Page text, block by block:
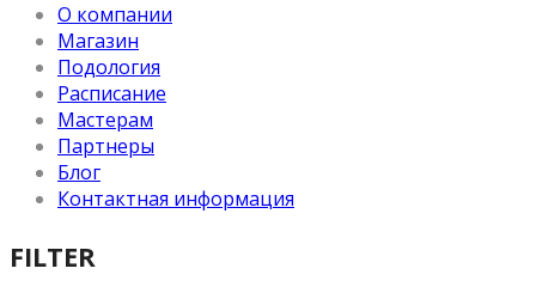
О компании
Магазин
Подология
Расписание
Мастерам
Партнеры
Блог
Контактная информация
FILTER